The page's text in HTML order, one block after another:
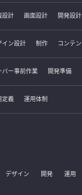
設計 画面設計 開発設計
イン設計 制作 コンテ
バー事前作業 開発準備
定義 運用体制
デザイン 開発 運用